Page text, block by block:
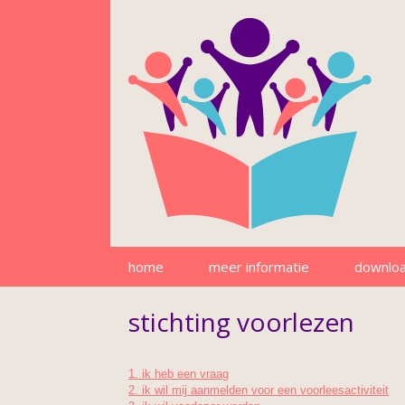
home meer informatie
stichting voorlezen
1. ik heb een vraag
2. ik wil mij aanmelden voor een voorleesactiviteit